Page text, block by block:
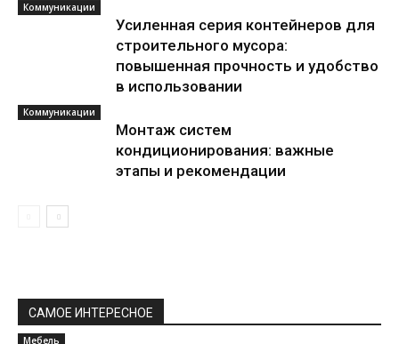
Коммуникации
Усиленная серия контейнеров для
строительного мусора:
повышенная прочность и удобство
в использовании
Коммуникации
Монтаж систем
кондиционирования: важные
этапы и рекомендации
САМОЕ ИНТЕРЕСНОЕ
Мебель